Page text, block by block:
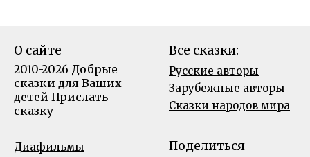
О сайте
2010-2026 Добрые
сказки для Ваших
детей Прислать
сказку
Все сказки:
Русские авторы
Зарубежные авторы
Сказки народов мира
Диафильмы Поделиться